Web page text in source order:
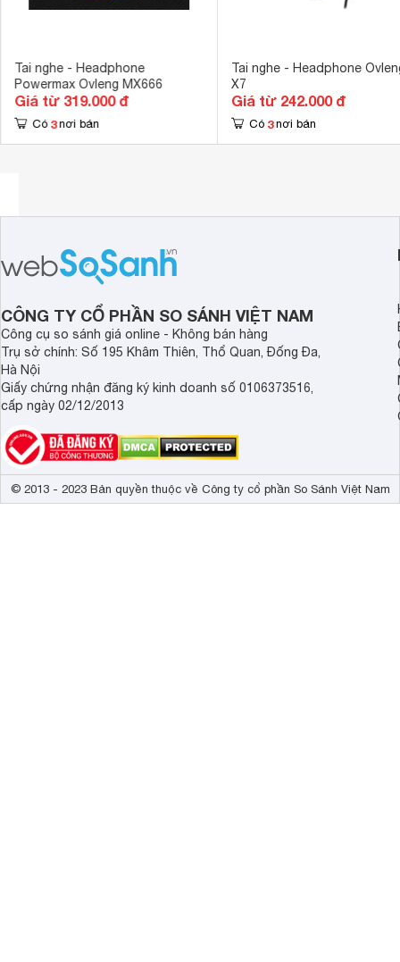
Tai nghe choàng đầu có MIC Bluetooth Powermax S99
Miếng đệ msiêu thoải mái , chất lượng âm thanh
Tai nghe - Headphone
Powermax Ovleng MX666
Giá từ 319.000 đ
Có 3 nơi bán
Tai nghe - Headphone
X7
Giá từ 242.000 đ
Có 3 nơi bán
CÔNG TY CỔ PHẦN SO SÁNH VIỆT NAM
Công cụ so sánh giá online - Không bán hàng
Trụ sở chính: Số 195 Khâm Thiên, Thổ Quan, Đống Đa,
Hà Nội
Giấy chứng nhận đăng ký kinh doanh số 0106373516,
cấp ngày 02/12/2013
© 2013 - 2023 Bản quyền thuộc về Công ty cổ phần So Sánh Việt Nam